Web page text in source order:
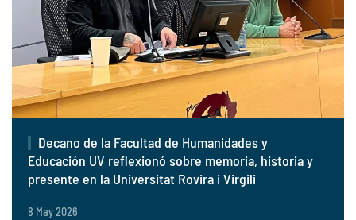
Decano de la Facultad de Humanidades y
Educación UV reflexionó sobre memoria, historia y
presente en la Universitat Rovira i Virgili
8 May 2026